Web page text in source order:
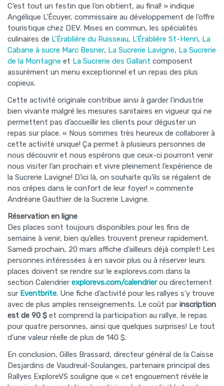
C’est tout un festin que l’on obtient, au final! » indique
Angélique L’Écuyer, commissaire au développement de l’offre
touristique chez DEV. Mises en commun, les spécialités
culinaires de L’Érablière du Ruisseau, L’Érablière St-Henri, La
Cabane à sucre Marc Besner, La Sucrerie Lavigne, La Sucrerie
de la Montagne et La Sucrerie des Gallant composent
assurément un menu exceptionnel et un repas des plus
copieux.
Cette activité originale contribue ainsi à garder l’industrie
bien vivante malgré les mesures sanitaires en vigueur qui ne
permettent pas d’accueillir les clients pour déguster un
repas sur place. « Nous sommes très heureux de collaborer à
cette activité unique! Ça permet à plusieurs personnes de
nous découvrir et nous espérons que ceux-ci pourront venir
nous visiter l’an prochain et vivre pleinement l’expérience de
la Sucrerie Lavigne! D’ici là, on souhaite qu’ils se régalent de
nos crêpes dans le confort de leur foyer! » commente
Andréane Gauthier de la Sucrerie Lavigne.
Réservation en ligne
Des places sont toujours disponibles pour les fins de
semaine à venir, bien qu’elles trouvent preneur rapidement.
Samedi prochain, 20 mars affiche d’ailleurs déjà complet! Les
personnes intéressées à en savoir plus ou à réserver leurs
places doivent se rendre sur le explorevs.com dans la
section Calendrier explorevs.com/calendrierou directement
sur Eventbrite. Une fiche d’activité pour les rallyes s’y trouve
avec de plus amples renseignements. Le coût par inscription
est de 90 $ et comprend la participation au rallye, le repas
pour quatre personnes, ainsi que quelques surprises! Le tout
d’une valeur réelle de plus de 140 $.
En conclusion, Gilles Brassard, directeur général de la Caisse
Desjardins de Vaudreuil-Soulanges, partenaire principal des
Rallyes ExploreVS souligne que « cet engouement révèle le